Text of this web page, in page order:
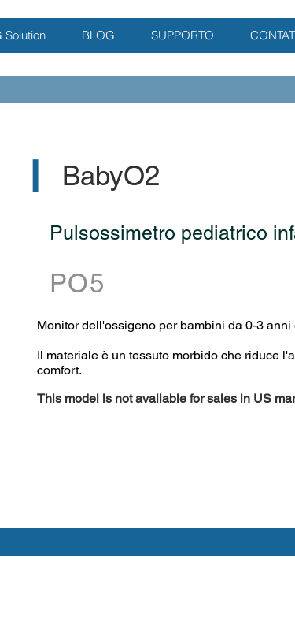
Solution BLOG SUPPORTO
BabyO2
Pulsossimetro pediatrico
PO5
Monitor dell'ossigeno per bambini da 0-3 anni
Il materiale è un tessuto morbido che riduce
comfort.
This model is not available for sales in US